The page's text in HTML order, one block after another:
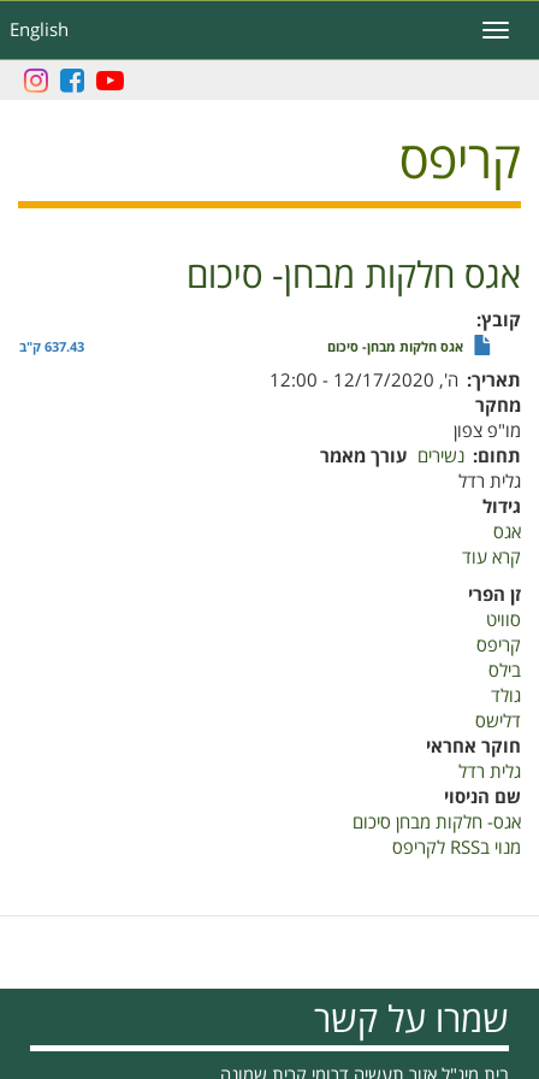
לתוכן
העיקרי
English
Toggle
navigation
קריפס
אגס חלקות מבחן- סיכום
קובץ
אגס חלקות מבחן- סיכום 637.43 ק"ב
תאריך ה', 12/17/2020 - 12:00
מחקר
מו"פ צפון
תחום נשירים עורך מאמר
גלית רדל
גידול
אגס
קרא עוד
זן הפרי
סוויט
קריפס
בילס
גולד
דלישס
חוקר אחראי
גלית רדל
שם הניסוי
אגס- חלקות מבחן סיכום
מנוי בRSS לקריפס
שמרו על קשר